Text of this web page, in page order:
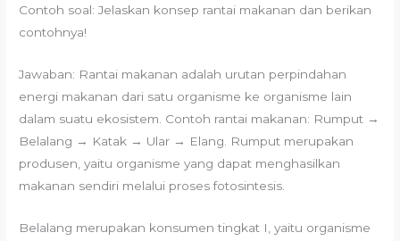
Contoh soal: Jelaskan konsep rantai makanan dan berikan
contohnya!
Jawaban: Rantai makanan adalah urutan perpindahan
energi makanan dari satu organisme ke organisme lain
dalam suatu ekosistem. Contoh rantai makanan: Rumput →
Belalang → Katak → Ular → Elang. Rumput merupakan
produsen, yaitu organisme yang dapat menghasilkan
makanan sendiri melalui proses fotosintesis.
Belalang merupakan konsumen tingkat I, yaitu organisme